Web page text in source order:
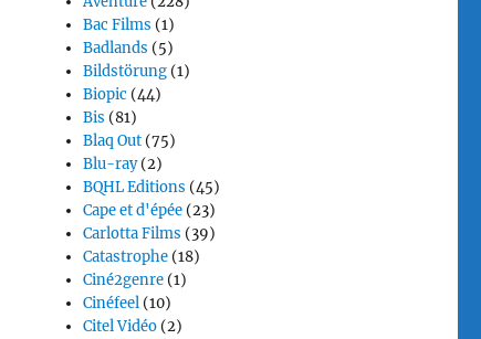
Bac Films (1)
Badlands (5)
Bildstörung (1)
Biopic (44)
Bis (81)
Blaq Out (75)
Blu-ray(2)
BQHL Editions (45)
Cape et d'épée (23)
Carlotta Films (39)
Catastrophe (18)
Ciné2genre (1)
Cinéfeel (10)
Citel Vidéo (2)